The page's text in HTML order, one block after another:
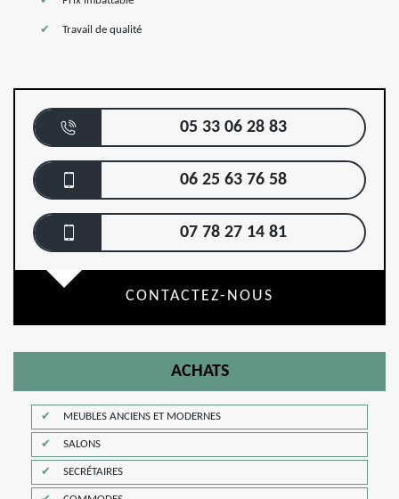
Travail de qualité
05 33 06 28 83
06 25 63 76 58
07 78 27 14 81
CONTACTEZ-NOUS
ACHATS
MEUBLES ANCIENS ET MODERNES
SALONS
SECRÉTAIRES